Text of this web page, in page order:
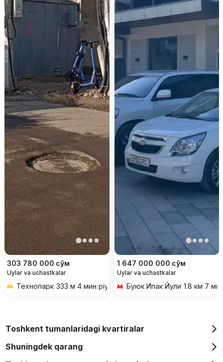
303 780 000 сўм
Uylar va uchastkalar
Технопарк 333 м 4 мин piyoda
1 647 000 000 сўм
Uylar va uchastkalar
Буюк Ипак Йули 1.8 км 7
Toshkent tumanlaridagi kvartiralar
Shuningdek qarang